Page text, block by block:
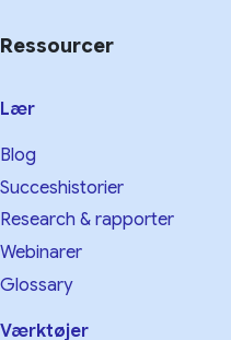
Ressourcer
Lær
Blog
Succeshistorier
Research & rapporter
Webinarer
Glossary
Værktøjer